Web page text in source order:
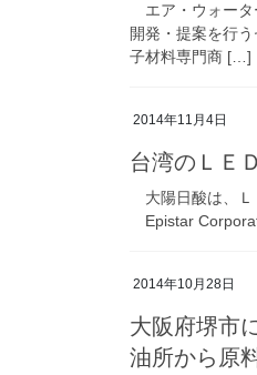
エア・ウォータ
開発・提案を行
子材料専門商 […]
2014年11月4日
台湾のＬＥ
大陽日酸は、Ｌ
Epistar
2014年10月28日
大阪府堺市
油所から原